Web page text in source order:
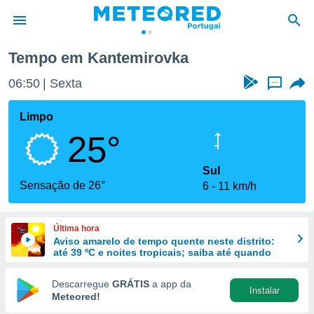
da
foi
fornecidas
a este
das
e
forma
digital
Tempo em Kantemirovka
06:50 Sexta ...
Limpo
25°
Sensação de 26°
Sul
6
11 km/h
Última hora
Aviso amarelo de tempo quente neste distrito:
até 39 ºC e noites tropicais; saiba até quando
Descarregue GRÁTIS a app da
Meteored!
Instalar